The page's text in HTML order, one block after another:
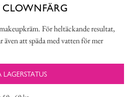
För heltäckande resultat,
att späda med vatten för mer
LAGERSTATUS